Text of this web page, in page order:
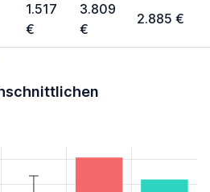
1.517
€
3.809
€
2.885 €